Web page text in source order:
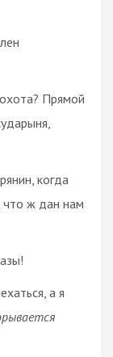
Прямой
когда
что ж дан нам
а я